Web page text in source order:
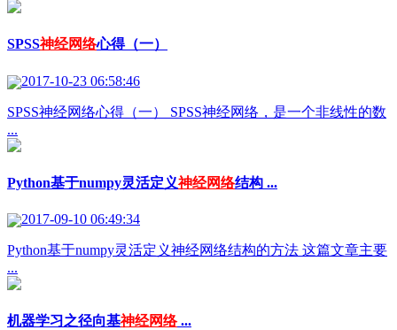
SPSS神经网络心得（一）
2017-10-23 06:58:46
SPSS神经网络心得（一） SPSS神经网络，是一个非线性的数
...
Python基于numpy灵活定义神经网络结构 ...
2017-09-10 06:49:34
Python基于numpy灵活定义神经网络结构的方法 这篇文章主要
...
机器学习之径向基神经网络...